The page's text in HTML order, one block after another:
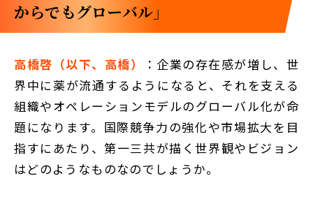
からでもグローバル」
高橋啓（以下、高橋）
：企業の存在感が増し、世
界中に薬が流通するようになると、それを支える
組織やオペレーションモデルのグローバル化が命
題になります。国際競争力の強化や市場拡大を目
指すにあたり、第一三共が描く世界観やビジョン
はどのようなものなのでしょうか。